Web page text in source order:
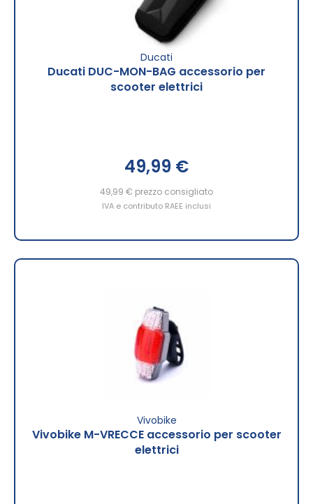
Ducati
Ducati DUC-MON-BAG accessorio per
scooter elettrici
49,99 €
49,99 € prezzo consigliato
IVA e contributo RAEE inclusi
Vivobike
Vivobike M-VRECCE accessorio per scooter
elettrici